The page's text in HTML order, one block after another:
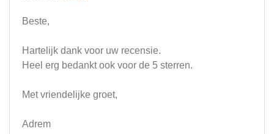
Beste,
Hartelijk dank voor uw recensie.
Heel erg bedankt ook voor de 5 sterren.
Met vriendelijke groet,
Adrem